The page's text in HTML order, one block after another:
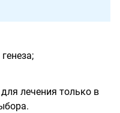
лечения только в